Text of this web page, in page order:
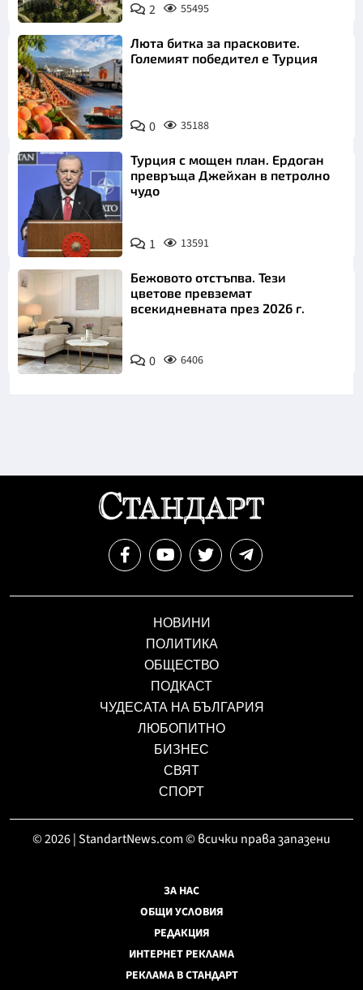
2 55495
Люта битка за прасковите.
Големият победител е Турция
0 35188
Турция с мощен план. Ердоган
превръща Джейхан в петролно
чудо
1 13591
Бежовото отстъпва. Тези
цветове превземат
всекидневната през 2026 г.
0 6406
НОВИНИ
ПОЛИТИКА
ОБЩЕСТВО
ПОДКАСТ
ЧУДЕСАТА НА БЪЛГАРИЯ
ЛЮБОПИТНО
БИЗНЕС
СВЯТ
СПОРТ
© 2026 | StandartNews.com © всички права запазени
ЗА НАС
ОБЩИ УСЛОВИЯ
РЕДАКЦИЯ
ИНТЕРНЕТ РЕКЛАМА
РЕКЛАМА В СТАНДАРТ